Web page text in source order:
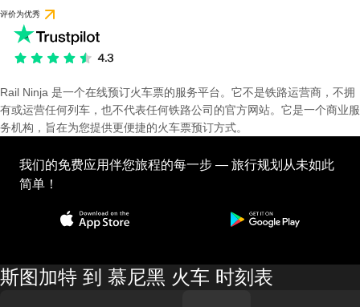
评价为优秀
Rail Ninja 是一个在线预订火车票的服务平台。它不是铁路运营商，不拥
有或运营任何列车，也不代表任何铁路公司的官方网站。它是一个商业服
务机构，旨在为您提供更便捷的火车票预订方式。
我们的免费应用伴您旅程的每一步 — 旅行规划从未如此
简单！
斯图加特 到 慕尼黑 火车 时刻表